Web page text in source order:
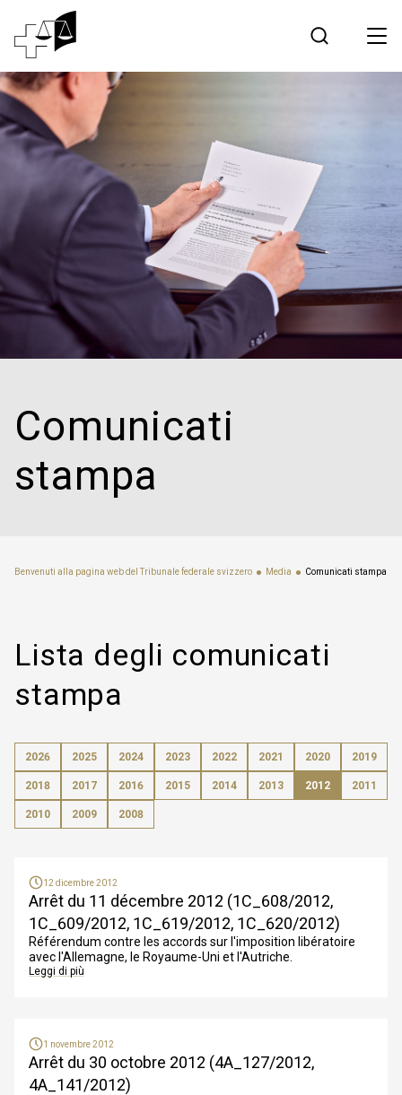
Contatto
Giurisprudenza
Tribunale federale
Lavorare al Tribunale federale
Media
Comunicati
stampa
Benvenuti alla pagina web del Tribunale federale svizzero Media Comunicati stampa
Lista degli comunicati
stampa
2026 2025 2024 2023 2022 2021 2020 2019
2018 2017 2016 2015 2014 2013 2012 2011
2010 2009 2008
12 dicembre 2012
Arrêt du 11 décembre 2012 (1C_608/2012,
1C_609/2012, 1C_619/2012, 1C_620/2012)
Référendum contre les accords sur l'imposition libératoire
avec l'Allemagne, le Royaume-Uni et l'Autriche.
Leggi di più
1 novembre 2012
Arrêt du 30 octobre 2012 (4A_127/2012,
4A_141/2012)